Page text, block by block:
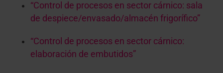
“Control de procesos en sector cárnico: sala
de despiece/envasado/almacén frigorífico”
“Control de procesos en sector cárnico:
elaboración de embutidos”